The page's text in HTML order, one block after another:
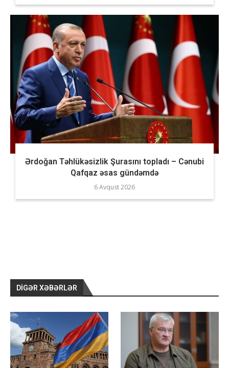
Ərdoğan Təhlükəsizlik Şurasını topladı – Cənubi
Qafqaz əsas gündəmdə
6 Avqust 2026
DIGƏR XƏBƏRLƏR